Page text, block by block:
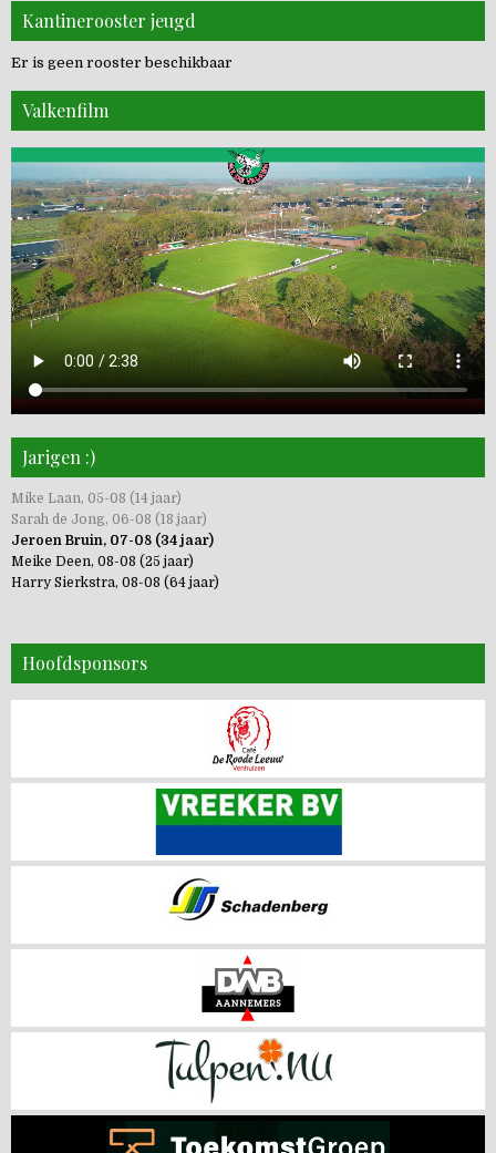
Kantinerooster jeugd
Er is geen rooster beschikbaar
Valkenfilm
Jarigen :)
Mike Laan, 05-08 (14 jaar)
Sarah de Jong, 06-08 (18 jaar)
Jeroen Bruin, 07-08 (34 jaar)
Meike Deen, 08-08 (25 jaar)
Harry Sierkstra, 08-08 (64 jaar)
Hoofdsponsors